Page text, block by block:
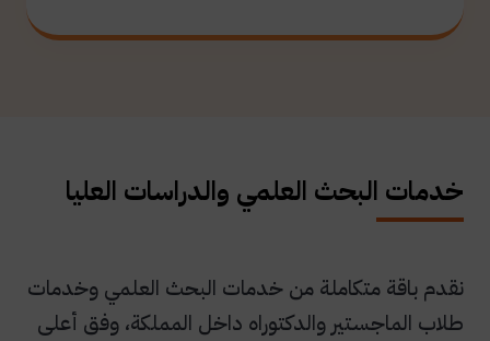
خدمات البحث العلمي والدراسات العليا
نقدم باقة متكاملة من خدمات البحث العلمي وخدمات
طلاب الماجستير والدكتوراه داخل المملكة، وفق أعلى